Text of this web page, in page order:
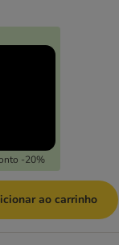
-20%
ao carrinho